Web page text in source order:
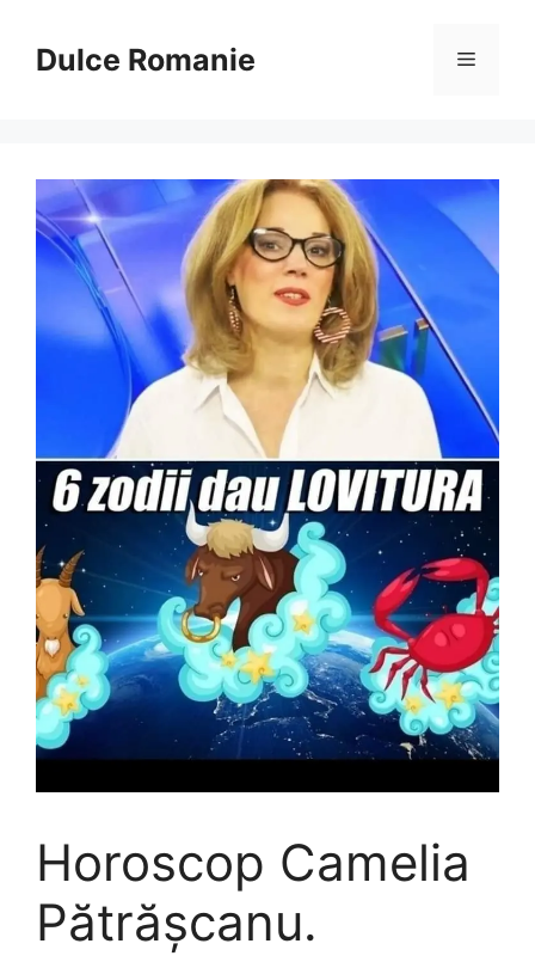
conținutDulce Romanie Meniu
Horoscop Camelia
Pătrășcanu.